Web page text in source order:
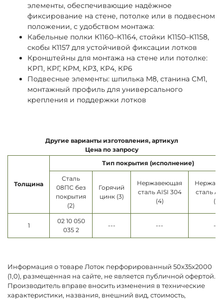
элементы, обеспечивающие надёжное
фиксирование на стене, потолке или в подвесном
положении, с удобством монтажа:
Кабельные полки К1160–К1164, стойки К1150–К1158,
скобы К1157 для устойчивой фиксации лотков
Кронштейны для монтажа на стене или потолке:
КРП, КРГ, КРМ, КР3, КР4, КР6
Подвесные элементы: шпилька М8, станина СМ1,
монтажный профиль для универсального
крепления и поддержки лотков
Другие варианты изготовления, артикул
Цена по запросу
Толщина
Тип покрытия (исполнение)
Сталь
08ПС без
покрытия
(2)
Горячий
цинк (3)
Нержавеющая
сталь AISI 304
(4)
сталь
(5)
1
02 10 050
035 2
--- --- ---
Информация о товаре Лоток перфорированный 50х35х2000
(1,0), размещенная на сайте, не является публичной офертой.
Производитель вправе вносить изменения в технические
характеристики, названия, внешний вид, стоимость,